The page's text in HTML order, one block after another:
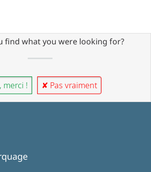
find what you were looking for?
merci ! ✘ Pas vraiment